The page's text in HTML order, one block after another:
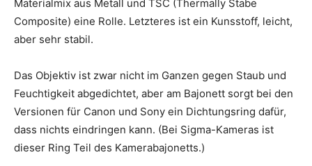
Materialmix aus Metall und TSC (Thermally Stabe
Composite) eine Rolle. Letzteres ist ein Kunsstoff, leicht,
aber sehr stabil.
Das Objektiv ist zwar nicht im Ganzen gegen Staub und
Feuchtigkeit abgedichtet, aber am Bajonett sorgt bei den
Versionen für Canon und Sony ein Dichtungsring dafür,
dass nichts eindringen kann. (Bei Sigma-Kameras ist
dieser Ring Teil des Kamerabajonetts.)